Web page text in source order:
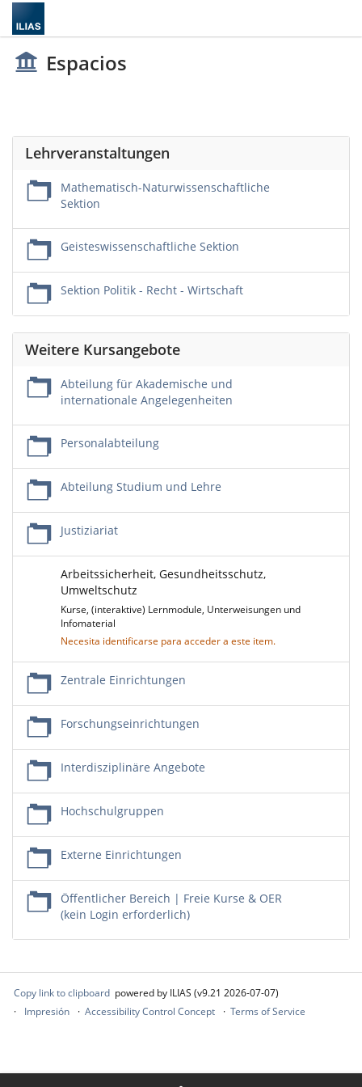
Espacios
Lehrveranstaltungen
Mathematisch-Naturwissenschaftliche
Sektion
Geisteswissenschaftliche Sektion
Sektion Politik - Recht - Wirtschaft
Weitere Kursangebote
Abteilung für Akademische und
internationale Angelegenheiten
Personalabteilung
Abteilung Studium und Lehre
Justiziariat
Arbeitssicherheit, Gesundheitsschutz,
Umweltschutz
Kurse, (interaktive) Lernmodule, Unterweisungen und
Infomaterial
Necesita identificarse para acceder a este item.
Zentrale Einrichtungen
Forschungseinrichtungen
Interdisziplinäre Angebote
Hochschulgruppen
Externe Einrichtungen
Öffentlicher Bereich | Freie Kurse & OER
(kein Login erforderlich)
Copy link to clipboard powered by ILIAS (v9.21 2026-07-07)
Impresión
Accessibility Control Concept Terms of Service